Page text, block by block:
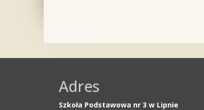
Adres
Szkoła Podstawowa nr 3 w Lipnie